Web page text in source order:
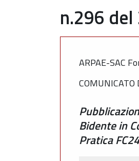
n.296
ARPAE-SAC
COMUNICATO
Bidente in
Pratica